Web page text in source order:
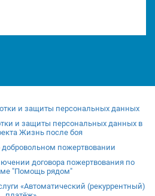
и защиты персональных данных
и защиты персональных данных в
Жизнь после боя
добровольном пожертвовании
договора пожертвования по
"Помощь рядом"
«Автоматический (рекуррентный)